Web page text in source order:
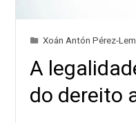
Xoán Antón Pérez-
A
do dereito